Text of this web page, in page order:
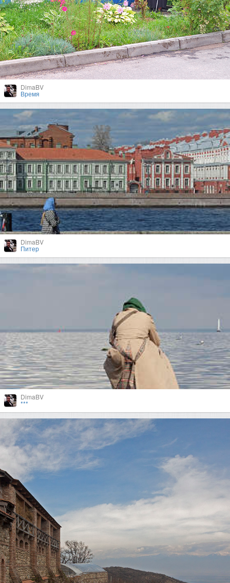
DimaBV
Время
DimaBV
Питер
DimaBV
***